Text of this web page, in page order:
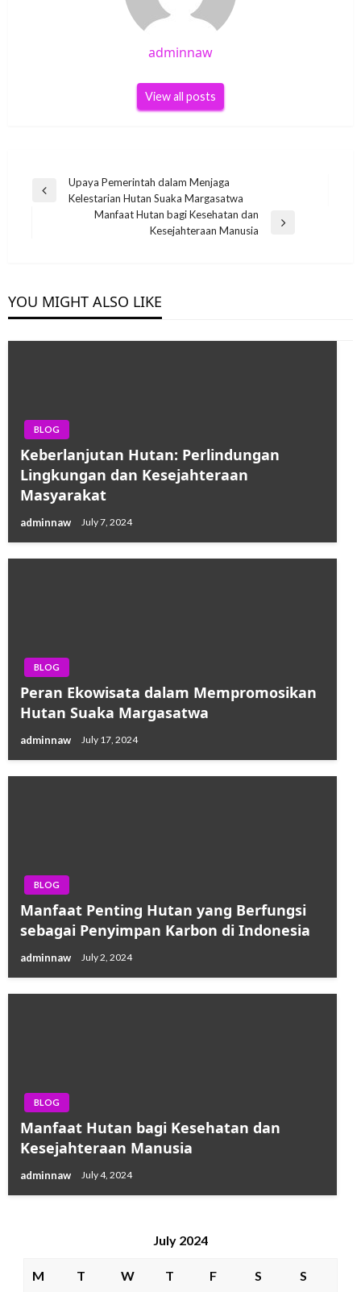
adminnaw
View all posts
Post
navigation
Previous
Upaya Pemerintah dalam Menjaga
Kelestarian Hutan Suaka Margasatwa
Manfaat Hutan bagi Kesehatan dan
Kesejahteraan Manusia
YOU MIGHT ALSO LIKE
BLOG
Keberlanjutan Hutan: Perlindungan
Lingkungan dan Kesejahteraan
Masyarakat
adminnaw July 7, 2024
BLOG
Peran Ekowisata dalam Mempromosikan
Hutan Suaka Margasatwa
adminnaw July 17, 2024
BLOG
Manfaat Penting Hutan yang Berfungsi
sebagai Penyimpan Karbon di Indonesia
adminnaw July 2, 2024
BLOG
Manfaat Hutan bagi Kesehatan dan
Kesejahteraan Manusia
adminnaw July 4, 2024
July 2024
M T W T F S S